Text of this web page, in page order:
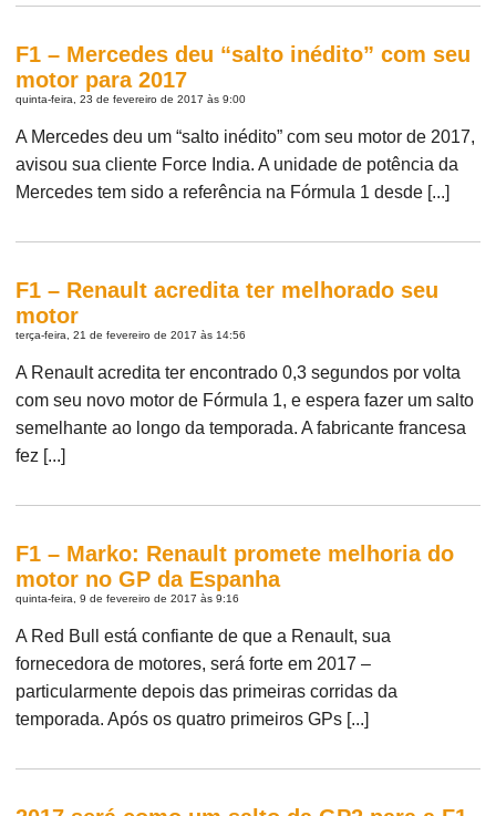
F1 – Mercedes deu “salto inédito” com seu
motor para 2017
quinta-feira, 23 de fevereiro de 2017 às 9:00
A Mercedes deu um “salto inédito” com seu motor de 2017,
avisou sua cliente Force India. A unidade de potência da
Mercedes tem sido a referência na Fórmula 1 desde [...]
F1 – Renault acredita ter melhorado seu
motor
terça-feira, 21 de fevereiro de 2017 às 14:56
A Renault acredita ter encontrado 0,3 segundos por volta
com seu novo motor de Fórmula 1, e espera fazer um salto
semelhante ao longo da temporada. A fabricante francesa
fez [...]
F1 – Marko: Renault promete melhoria do
motor no GP da Espanha
quinta-feira, 9 de fevereiro de 2017 às 9:16
A Red Bull está confiante de que a Renault, sua
fornecedora de motores, será forte em 2017 –
particularmente depois das primeiras corridas da
temporada. Após os quatro primeiros GPs [...]